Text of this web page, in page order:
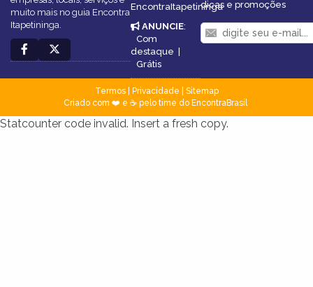
muito mais no guia Encontra
Itapetininga.
EncontraItapetininga
ANUNCIE:
Com
destaque
Grátis
dicas e promoções
Termos| Privacidade
Sitemap
Criado com ❤️ e ☕ pelo time do EncontraBrasil
Statcounter code invalid. Insert a fresh copy.